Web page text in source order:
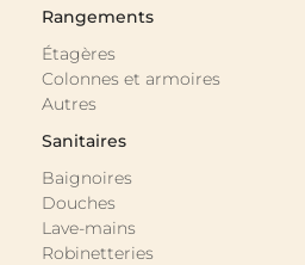
Rangements
Étagères
Colonnes et armoires
Autres
Sanitaires
Baignoires
Douches
Lave-mains
Robinetteries